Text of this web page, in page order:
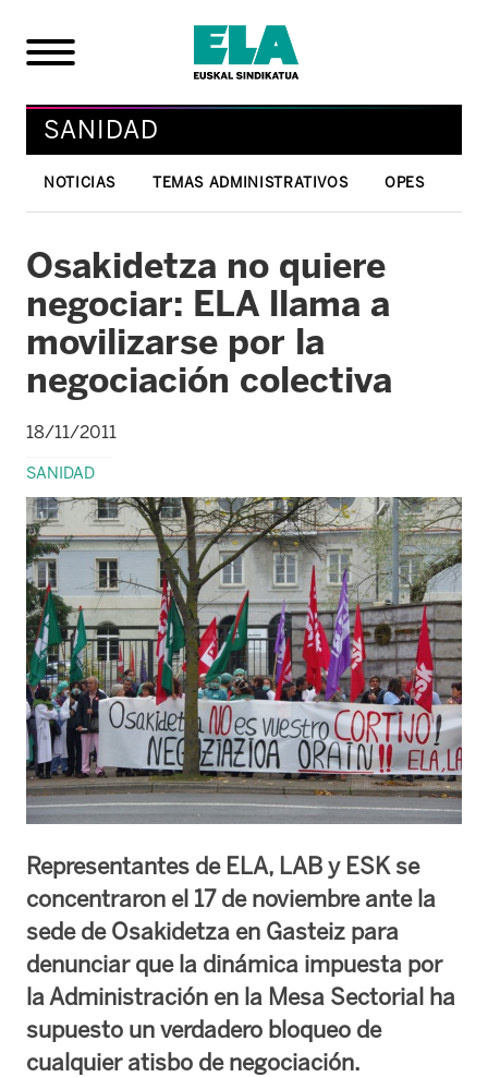
SANIDAD
NOTICIAS TEMAS ADMINISTRATIVOS OPES
Osakidetza no quiere
negociar: ELA llama a
movilizarse por la
negociación colectiva
18/11/2011
SANIDAD
Representantes de ELA, LAB y ESK se
concentraron el 17 de noviembre ante la
sede de Osakidetza en Gasteiz para
denunciar que la dinámica impuesta por
la Administración en la Mesa Sectorial ha
supuesto un verdadero bloqueo de
cualquier atisbo de negociación.